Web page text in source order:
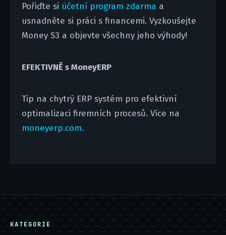
Pořiďte si účetní program zdarma a
usnadněte si práci s financemi. Vyzkoušejte
Money S3 a objevte všechny jeho výhody!
EFEKTIVNĚ s MoneyERP
Tip na chytrý ERP systém pro efektivní
optimalizaci firemních procesů. Více na
moneyerp.com.
KATEGORIE